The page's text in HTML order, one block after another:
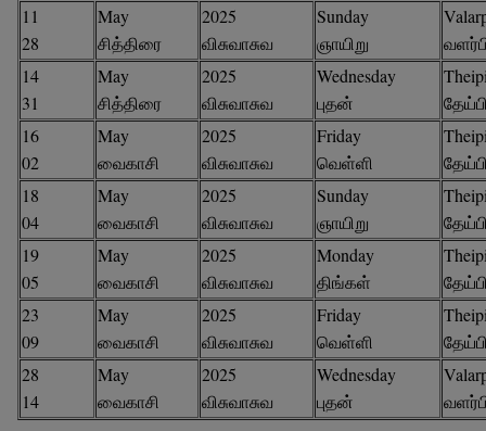
11
28
May
சித்திரை
2025
விசுவாசுவ
Sunday
ஞாயிறு
14
31
May
சித்திரை
2025
விசுவாசுவ
Wednesday
புதன்
16
02
May
வைகாசி
2025
விசுவாசுவ
Friday
வெள்ளி
18
04
May
வைகாசி
2025
விசுவாசுவ
Sunday
ஞாயிறு
19
05
May
வைகாசி
2025
விசுவாசுவ
Monday
திங்கள்
23
09
May
வைகாசி
2025
விசுவாசுவ
Friday
வெள்ளி
28
14
May
வைகாசி
2025
விசுவாசுவ
Wednesday
புதன்